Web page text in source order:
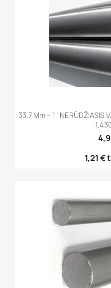
33,7 Mm – 1" NERŪDŽIASIS
1,21 €